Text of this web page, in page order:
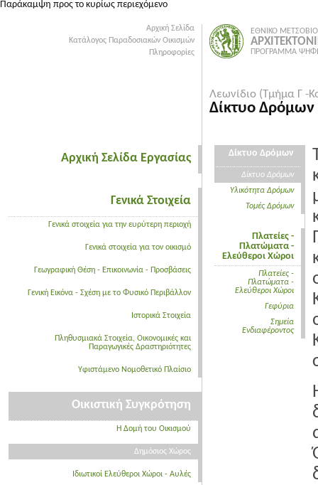
Παράκαμψη προς το κυρίως περιεχόμενο
Αρχική Σελίδα
Κατάλογος Παραδοσιακών Οικισμών
Πληροφορίες
Αρχική Σελίδα Εργασίας
Γενικά Στοιχεία
Γενικά στοιχεία για την ευρύτερη περιοχή
Γενικά στοιχεία για τον οικισμό
Γεωγραφική Θέση - Επικοινωνία - Προσβάσεις
Γενική Εικόνα - Σχέση με το Φυσικό Περιβάλλον
Ιστορικά Στοιχεία
Πληθυσμιακά Στοιχεία, Οικονομικές και
Παραγωγικές Δραστηριότητες
Υφιστάμενο Νομοθετικό Πλαίσιο
Οικιστική Συγκρότηση
Η Δομή του Οικισμού
Δημόσιος Χώρος
Ιδιωτικοί Ελεύθεροι Χώροι - Αυλές
ΕΘΝΙΚΟ
ΠΡΟΓΡΑΜΜΑ
Λεωνίδιο (Τμήμα Γ -
Δίκτυο Δρόμων
Δίκτυο Δρόμων
Δίκτυο Δρόμων
Υλικότητα Δρόμων
Τομές Δρόμων
Πλατείες -
Πλατώματα -
Ελεύθεροι Χώροι
Πλατείες -
Πλατώματα -
Ελεύθεροι Χώροι
Γεφύρια
Σημεία
Ενδιαφέροντος